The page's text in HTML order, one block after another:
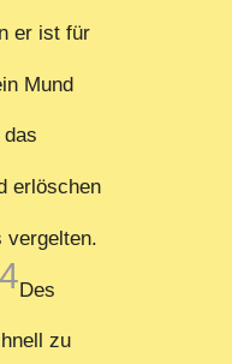
er ist für
Mund
erlöschen
vergelten.
Des
zu